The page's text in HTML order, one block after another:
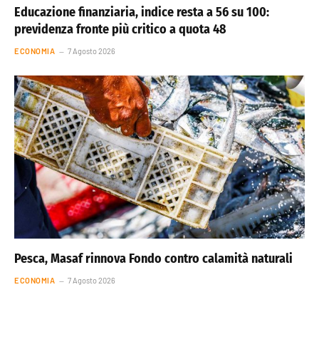
Educazione finanziaria, indice resta a 56 su 100:
previdenza fronte più critico a quota 48
ECONOMIA 7 Agosto 2026
Pesca, Masaf rinnova Fondo contro calamità naturali
ECONOMIA 7 Agosto 2026